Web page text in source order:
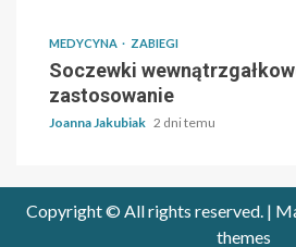
MEDYCYNA ZABIEGI
Soczewki
zastosowanie
Joanna Jakubiak 2 dni temu
Copyright © All rights reserved. |
themes